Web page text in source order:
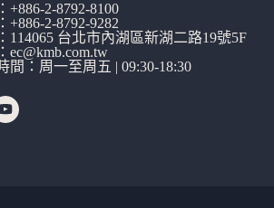
+886-2-8792-8100
+886-2-8792-9282
114065 台北市內湖區新湖二路19號5F
ec@kmb.com.tw
間：周一至周五 | 09:30-18:30